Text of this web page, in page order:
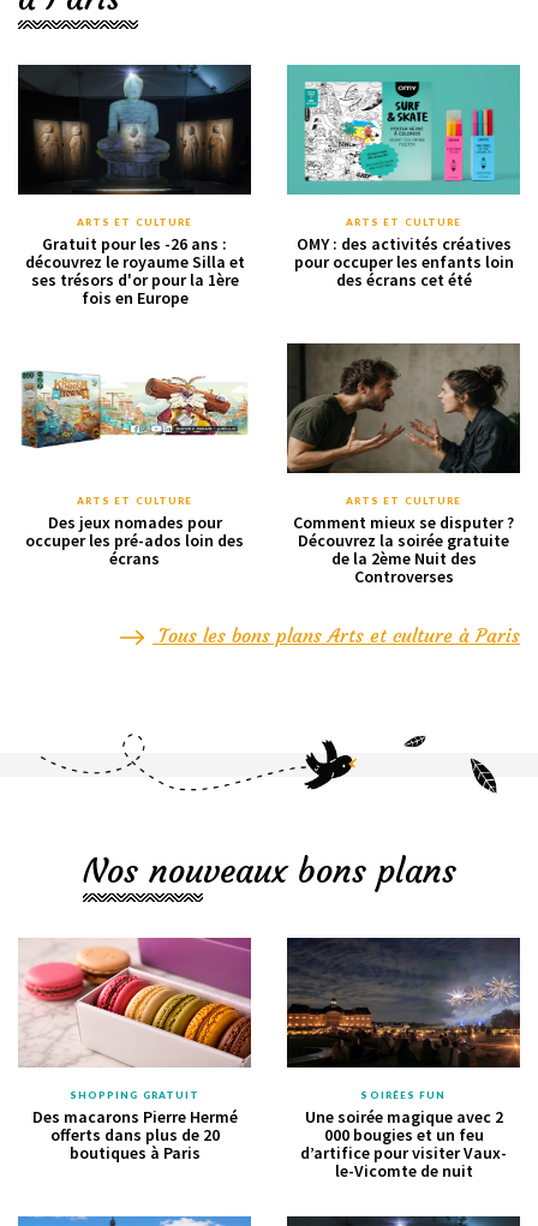
ARTS ET CULTURE
Gratuit pour les -26 ans :
découvrez le royaume Silla et
ses trésors d'or pour la 1ère
fois en Europe
ARTS ET CULTURE
OMY : des activités créatives
pour occuper les enfants loin
des écrans cet été
ARTS ET CULTURE
Des jeux nomades pour
occuper les pré-ados loin des
écrans
ARTS ET CULTURE
Comment mieux se disputer ?
Découvrez la soirée gratuite
de la 2ème Nuit des
Controverses
Tous les bons plans Arts et culture à Paris
Nos nouveaux bons plans
SHOPPING GRATUIT
Des macarons Pierre Hermé
offerts dans plus de 20
boutiques à Paris
SOIRÉES FUN
Une soirée magique avec 2
000 bougies et un feu
d’artifice pour visiter Vaux-
le-Vicomte de nuit